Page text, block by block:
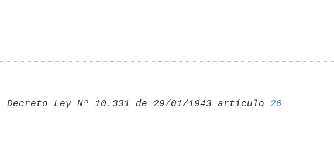
Decreto Ley Nº 10.331 de 29/01/1943 artículo 20